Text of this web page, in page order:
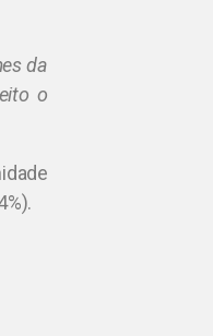
da
o